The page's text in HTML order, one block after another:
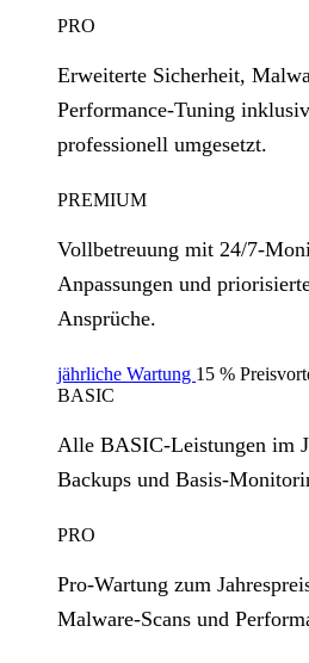
PRO
Erweiterte Sicherheit,
Performance‑Tuning
professionell umgesetzt.
PREMIUM
Vollbetreuung mit 24/
Anpassungen und
Ansprüche.
jährliche Wartung 15 %
BASIC
Alle BASIC‑Leistungen im
Backups und
PRO
Pro‑Wartung zum
Malware‑Scans und